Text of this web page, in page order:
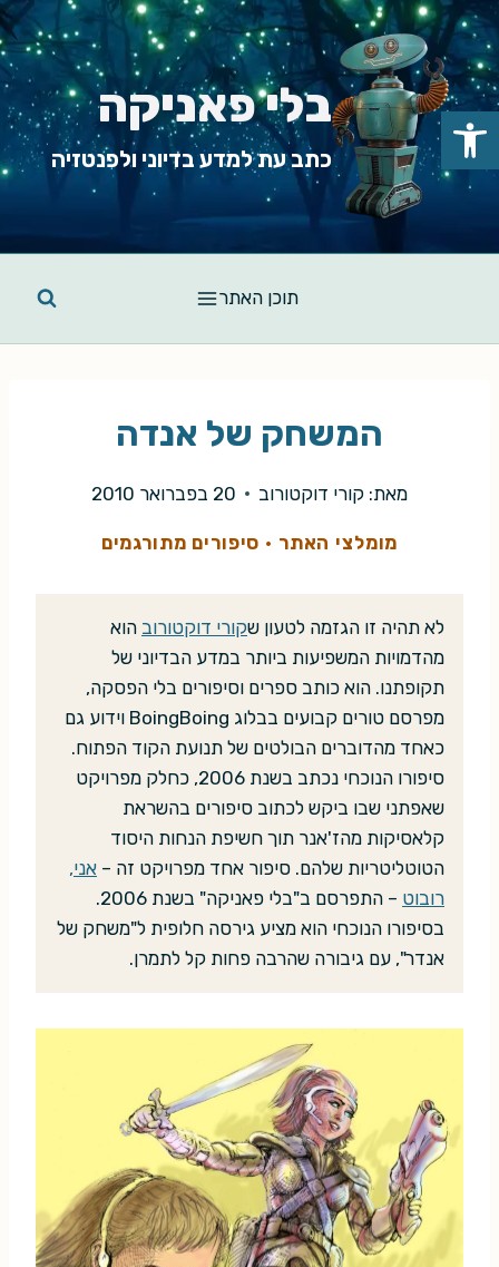
Skip
to
content
בלי פאניקה
כתב עת למדע בדיוני ולפנטזיה
תוכן האתר
המשחק של אנדה
מאת: קורי דוקטורוב 20 בפברואר 2010
מומלצי האתר · סיפורים מתורגמים
לא תהיה זו הגזמה לטעון שקורי דוקטורוב הוא
מהדמויות המשפיעות ביותר במדע הבדיוני של
תקופתנו. הוא כותב ספרים וסיפורים בלי הפסקה,
מפרסם טורים קבועים בבלוג BoingBoing וידוע גם
כאחד מהדוברים הבולטים של תנועת הקוד הפתוח.
סיפורו הנוכחי נכתב בשנת 2006, כחלק מפרויקט
שאפתני שבו ביקש לכתוב סיפורים בהשראת
קלאסיקות מהז'אנר תוך חשיפת הנחות היסוד
הטוטליטריות שלהם. סיפור אחד מפרויקט זה – אני,
רובוט
– התפרסם ב"בלי פאניקה" בשנת 2006.
בסיפורו הנוכחי הוא מציע גירסה חלופית ל"משחק של
אנדר", עם גיבורה שהרבה פחות קל לתמרן.
פתח סרגל נגישות